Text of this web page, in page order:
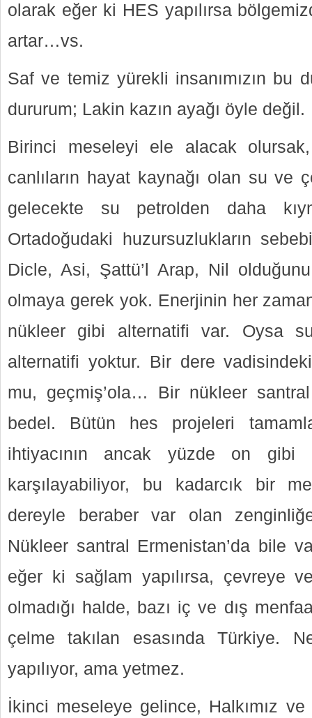
olarak eğer ki HES yapılırsa
artar…vs.
Saf ve temiz yürekli insanımızın bu
dururum; Lakin kazın ayağı öyle değil.
Birinci meseleyi ele alacak
canlıların hayat kaynağı olan su
gelecekte su petrolden daha
Ortadoğudaki huzursuzlukların
Dicle, Asi, Şattü’l Arap, Nil
olmaya gerek yok. Enerjinin her
nükleer gibi alternatifi var. Oysa
alternatifi yoktur. Bir dere
mu, geçmiş’ola… Bir nükleer
bedel. Bütün hes projeleri
ihtiyacının ancak yüzde on gibi
karşılayabiliyor, bu kadarcık bir
dereyle beraber var olan
Nükleer santral Ermenistan’da bile
eğer ki sağlam yapılırsa, çevreye
olmadığı halde, bazı iç ve dış
çelme takılan esasında Türkiye.
yapılıyor, ama yetmez.
İkinci meseleye gelince, Halkımız ve